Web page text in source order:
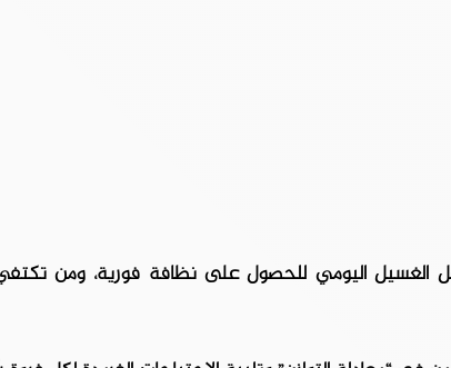
الغسيل اليومي للحصول على نظافة فورية، ومن